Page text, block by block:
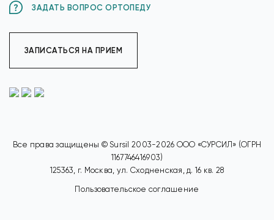
ЗАДАТЬ ВОПРОС ОРТОПЕДУ
ЗАПИСАТЬСЯ НА ПРИЕМ
Все права защищены © Sursil 2003-2026 ООО «СУРСИЛ» (ОГРН
1167746416903)
125363, г. Москва, ул. Сходненская, д. 16 кв. 28
Пользовательское соглашение